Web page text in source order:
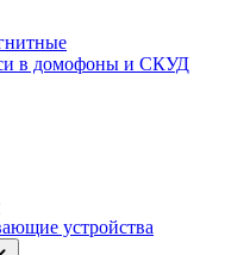
в домофоны и СКУД
устройства